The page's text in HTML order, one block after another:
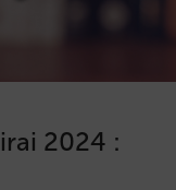
2024 :